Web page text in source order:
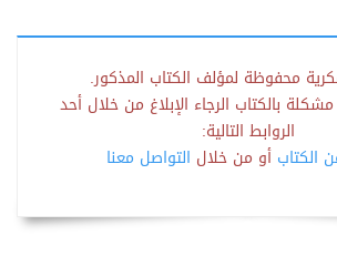
محفوظة لمؤلف الكتاب المذكور.
بالكتاب الرجاء الإبلاغ من خلال أحد
الروابط التالية:
الكتاب أو من خلال التواصل معنا